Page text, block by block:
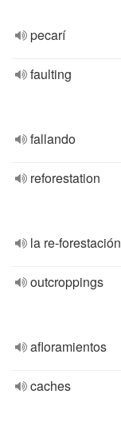
pecarí
faulting
fallando
reforestation
la re-forestación
outcroppings
afloramientos
caches